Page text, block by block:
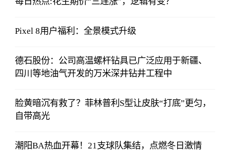
Pixel 8用户福利：全景模式升级
德石股份：公司高温螺杆钻具已广泛应用于新疆、
四川等地油气开发的万米深井钻井工程中
脸黄暗沉有救了？菲林普利S型让皮肤“打底”更匀，
自带高光
潮阳BA热血开幕！21支球队集结，点燃冬日激情